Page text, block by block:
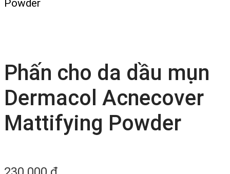
Phấn cho da dầu mụn
Dermacol Acnecover
Mattifying Powder